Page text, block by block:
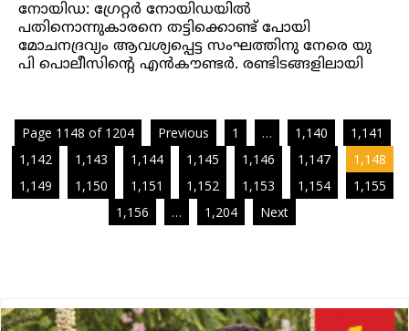
നോയിഡ: ഗ്രേറ്റര്‍ നോയിഡയില്‍
പതിനൊന്നുകാരനെ തട്ടിക്കൊണ്ട് പോയി
മോചനദ്രവ്യം ആവശ്യപ്പെട്ട സംഘത്തിനു നേരെ യു
പി പൊലീസിന്റെ എന്‍കൗണ്ടര്‍. രണ്ടിടങ്ങളിലായി
Page 1148 of 1204 Previous 1 … 1,140
1,141
1,142
1,143 1,144 1,145 1,146 1,147
1,148
1,149
1,150 1,151 1,152 1,153 1,154
1,155
1,156
… 1,204 Next